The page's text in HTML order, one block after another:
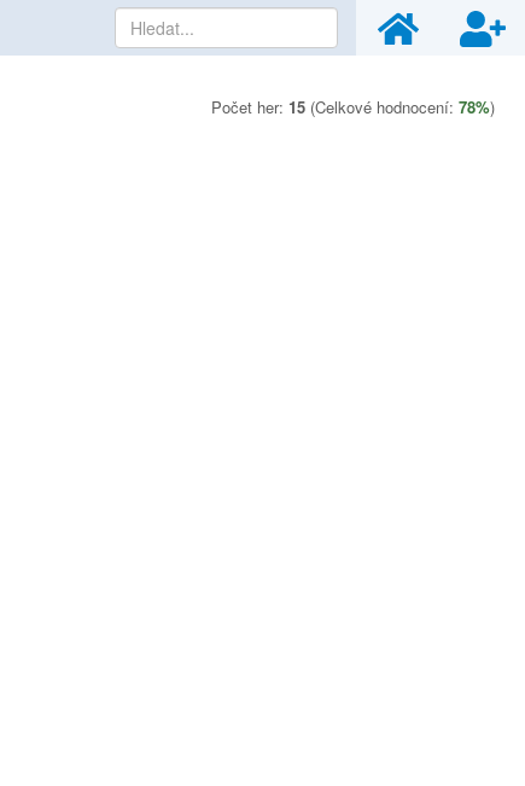
Počet her: 15 (Celkové hodnocení: 78%)